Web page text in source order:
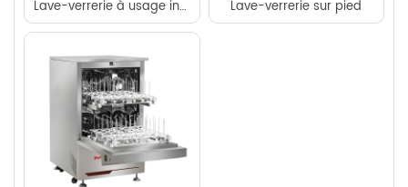
Lave-verrerie à usage intensif Lave-verrerie sur pied